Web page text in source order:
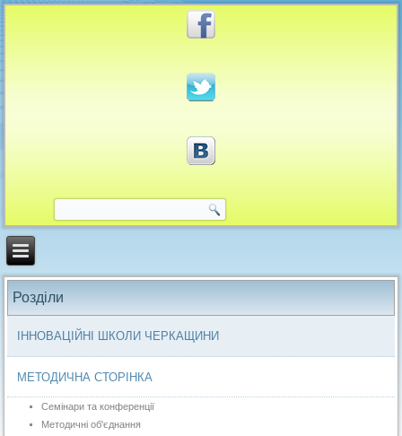
Розділи
ІННОВАЦІЙНІ ШКОЛИ ЧЕРКАЩИНИ
МЕТОДИЧНА СТОРІНКА
Семінари та конференції
Методичні об'єднання